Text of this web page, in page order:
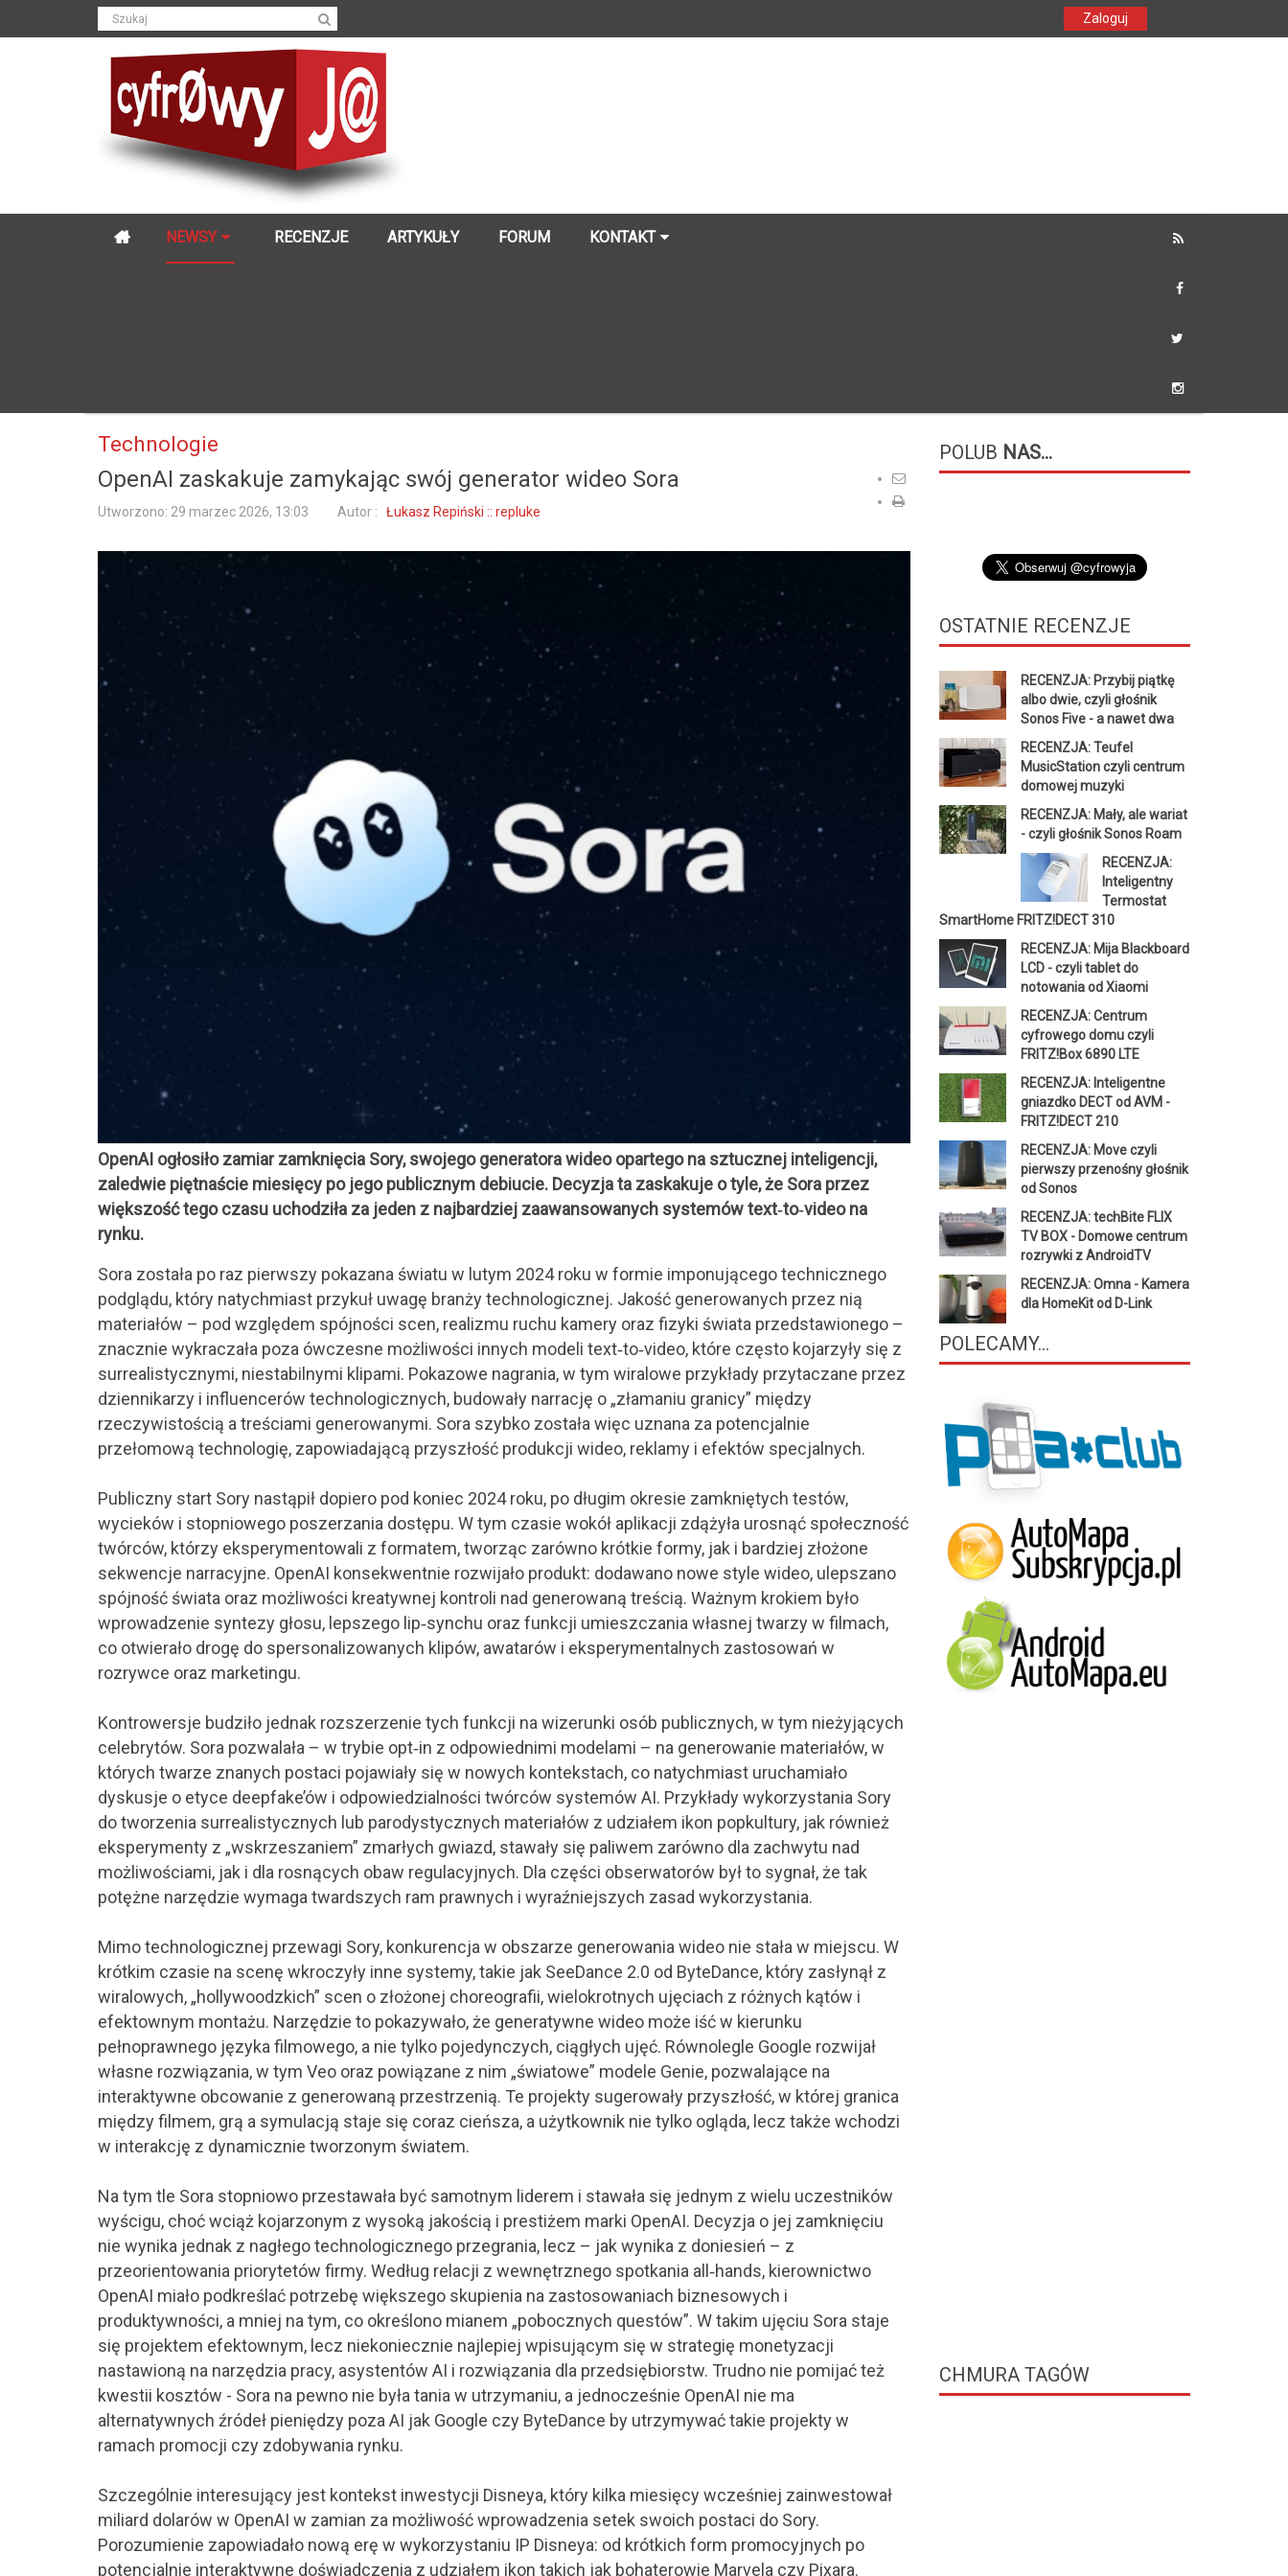
Zaloguj
NEWSY RECENZJE ARTYKUŁY FORUM KONTAKT
Technologie
OpenAI zaskakuje zamykając swój generator wideo Sora
Utworzono: 29 marzec 2026, 13:03 Autor : Łukasz Repiński :: repluke
OpenAI ogłosiło zamiar zamknięcia Sory, swojego generatora wideo opartego na sztucznej inteligencji,
zaledwie piętnaście miesięcy po jego publicznym debiucie. Decyzja ta zaskakuje o tyle, że Sora przez
większość tego czasu uchodziła za jeden z najbardziej zaawansowanych systemów text‑to‑video na
rynku.
Sora została po raz pierwszy pokazana światu w lutym 2024 roku w formie imponującego technicznego
podglądu, który natychmiast przykuł uwagę branży technologicznej. Jakość generowanych przez nią
materiałów – pod względem spójności scen, realizmu ruchu kamery oraz fizyki świata przedstawionego –
znacznie wykraczała poza ówczesne możliwości innych modeli text‑to‑video, które często kojarzyły się z
surrealistycznymi, niestabilnymi klipami. Pokazowe nagrania, w tym wiralowe przykłady przytaczane przez
dziennikarzy i influencerów technologicznych, budowały narrację o „złamaniu granicy” między
rzeczywistością a treściami generowanymi. Sora szybko została więc uznana za potencjalnie
przełomową technologię, zapowiadającą przyszłość produkcji wideo, reklamy i efektów specjalnych.
Publiczny start Sory nastąpił dopiero pod koniec 2024 roku, po długim okresie zamkniętych testów,
wycieków i stopniowego poszerzania dostępu. W tym czasie wokół aplikacji zdążyła urosnąć społeczność
twórców, którzy eksperymentowali z formatem, tworząc zarówno krótkie formy, jak i bardziej złożone
sekwencje narracyjne. OpenAI konsekwentnie rozwijało produkt: dodawano nowe style wideo, ulepszano
spójność świata oraz możliwości kreatywnej kontroli nad generowaną treścią. Ważnym krokiem było
wprowadzenie syntezy głosu, lepszego lip‑synchu oraz funkcji umieszczania własnej twarzy w filmach,
co otwierało drogę do spersonalizowanych klipów, awatarów i eksperymentalnych zastosowań w
rozrywce oraz marketingu.
Kontrowersje budziło jednak rozszerzenie tych funkcji na wizerunki osób publicznych, w tym nieżyjących
celebrytów. Sora pozwalała – w trybie opt‑in z odpowiednimi modelami – na generowanie materiałów, w
których twarze znanych postaci pojawiały się w nowych kontekstach, co natychmiast uruchamiało
dyskusje o etyce deepfake’ów i odpowiedzialności twórców systemów AI. Przykłady wykorzystania Sory
do tworzenia surrealistycznych lub parodystycznych materiałów z udziałem ikon popkultury, jak również
eksperymenty z „wskrzeszaniem” zmarłych gwiazd, stawały się paliwem zarówno dla zachwytu nad
możliwościami, jak i dla rosnących obaw regulacyjnych. Dla części obserwatorów był to sygnał, że tak
potężne narzędzie wymaga twardszych ram prawnych i wyraźniejszych zasad wykorzystania.
Mimo technologicznej przewagi Sory, konkurencja w obszarze generowania wideo nie stała w miejscu. W
krótkim czasie na scenę wkroczyły inne systemy, takie jak SeeDance 2.0 od ByteDance, który zasłynął z
wiralowych, „hollywoodzkich” scen o złożonej choreografii, wielokrotnych ujęciach z różnych kątów i
efektownym montażu. Narzędzie to pokazywało, że generatywne wideo może iść w kierunku
pełnoprawnego języka filmowego, a nie tylko pojedynczych, ciągłych ujęć. Równolegle Google rozwijał
własne rozwiązania, w tym Veo oraz powiązane z nim „światowe” modele Genie, pozwalające na
interaktywne obcowanie z generowaną przestrzenią. Te projekty sugerowały przyszłość, w której granica
między filmem, grą a symulacją staje się coraz cieńsza, a użytkownik nie tylko ogląda, lecz także wchodzi
w interakcję z dynamicznie tworzonym światem.
Na tym tle Sora stopniowo przestawała być samotnym liderem i stawała się jednym z wielu uczestników
wyścigu, choć wciąż kojarzonym z wysoką jakością i prestiżem marki OpenAI. Decyzja o jej zamknięciu
nie wynika jednak z nagłego technologicznego przegrania, lecz – jak wynika z doniesień – z
przeorientowania priorytetów firmy. Według relacji z wewnętrznego spotkania all‑hands, kierownictwo
OpenAI miało podkreślać potrzebę większego skupienia na zastosowaniach biznesowych i
produktywności, a mniej na tym, co określono mianem „pobocznych questów”. W takim ujęciu Sora staje
się projektem efektownym, lecz niekoniecznie najlepiej wpisującym się w strategię monetyzacji
nastawioną na narzędzia pracy, asystentów AI i rozwiązania dla przedsiębiorstw. Trudno nie pomijać też
kwestii kosztów - Sora na pewno nie była tania w utrzymaniu, a jednocześnie OpenAI nie ma
alternatywnych źródeł pieniędzy poza AI jak Google czy ByteDance by utrzymywać takie projekty w
ramach promocji czy zdobywania rynku.
Szczególnie interesujący jest kontekst inwestycji Disneya, który kilka miesięcy wcześniej zainwestował
miliard dolarów w OpenAI w zamian za możliwość wprowadzenia setek swoich postaci do Sory.
Porozumienie zapowiadało nową erę w wykorzystaniu IP Disneya: od krótkich form promocyjnych po
potencjalnie interaktywne doświadczenia z udziałem ikon takich jak bohaterowie Marvela czy Pixara.
POLUB NAS...
OSTATNIE RECENZJE
RECENZJA: Przybij piątkę
albo dwie, czyli głośnik
Sonos Five - a nawet dwa
RECENZJA: Teufel
MusicStation czyli centrum
domowej muzyki
RECENZJA: Mały, ale wariat
- czyli głośnik Sonos Roam
RECENZJA:
Inteligentny
Termostat
SmartHome FRITZ!DECT 310
RECENZJA: Mija Blackboard
LCD - czyli tablet do
notowania od Xiaomi
RECENZJA: Centrum
cyfrowego domu czyli
FRITZ!Box 6890 LTE
RECENZJA: Inteligentne
gniazdko DECT od AVM -
FRITZ!DECT 210
RECENZJA: Move czyli
pierwszy przenośny głośnik
od Sonos
RECENZJA: techBite FLIX
TV BOX - Domowe centrum
rozrywki z AndroidTV
RECENZJA: Omna - Kamera
dla HomeKit od D-Link
POLECAMY...
CHMURATAGÓW